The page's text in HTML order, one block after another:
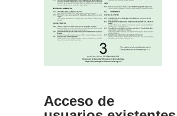
Acceso de